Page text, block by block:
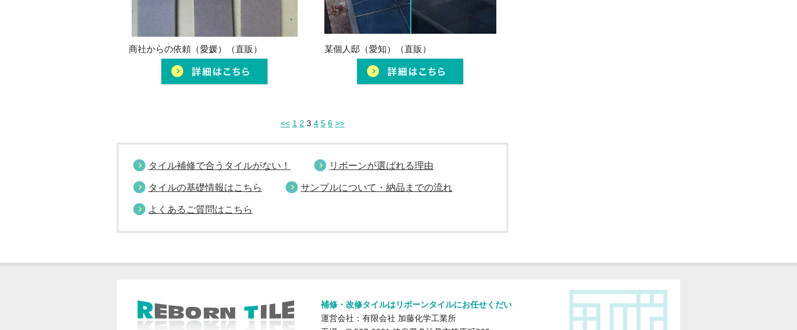
商社からの依頼（愛媛）（直販） 某個人邸（愛知）（直販）
<< 1 2 3 4 5 6 >>
タイル補修で合うタイルがない！ リボーンが選ばれる理由
タイルの基礎情報はこちら サンプルについて・納品までの流れ
よくあるご質問はこちら
補修・改修タイルはリボーンタイルにお任せくだい
運営会社：有限会社 加藤化学工業所